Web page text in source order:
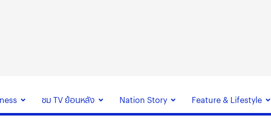
ชม TV ย้อนหลัง Nation Story Feature & Lifestyle